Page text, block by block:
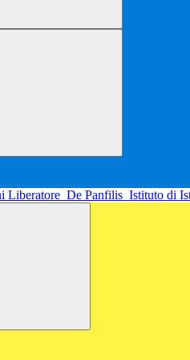
Liberatore De Panfilis Istituto di